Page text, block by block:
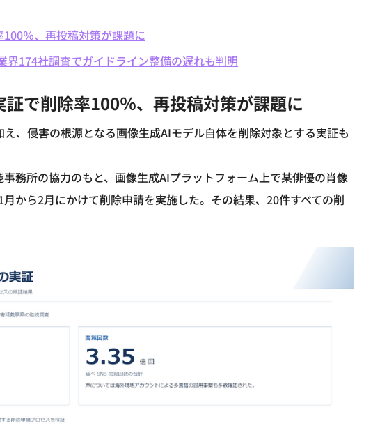
％、再投稿対策が課題に
174社調査でガイドライン整備の遅れも判明
で削除率100％、再投稿対策が課題に
、侵害の根源となる画像生成AIモデル自体を削除対象とする実証も
務所の協力のもと、画像生成AIプラットフォーム上で某俳優の肖像
から2月にかけて削除申請を実施した。その結果、20件すべての削